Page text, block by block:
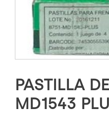
PASTILLA
MD1543